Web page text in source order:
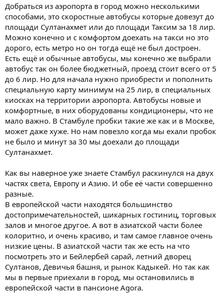
Добраться из аэропорта в город можно несколькими
способами, это скоростные автобусы которые довезут до
площади Султанахмет или до площади Таксим за 18 лир.
Можно конечно и с комфортом доехать на такси но это
дорого, есть метро но он тогда ещё не был достроен.
Есть ещё и обычные автобусы, мы конечно же выбрали
автобус так он более бюджетный, проезд стоит всего от 5
до 6 лир. Но для начала нужно приобрести и пополнить
специальную карту минимум на 25 лир, в специальных
киосках на территории аэропорта. Автобусы новые и
комфортные, в них оборудованы кондиционеры, что не
мало важно. В Стамбуле пробки такие же как и в Москве,
может даже хуже. Но нам повезло когда мы ехали пробок
не было и минут за 30 мы доехали до площади
Султанахмет.
Как вы наверное уже знаете Стамбул раскинулся на двух
частях света, Европу и Азию. И обе её части совершенно
разные.
В европейской части находятся большинство
достопримечательностей, шикарных гостиниц, торговых
залов и многое другое. А вот в азиатской части более
колоритно, и очень красиво, и там самое главное очень
низкие цены. В азиатской части так же есть на что
посмотреть это и Бейлербей сарай, летний дворец
Султанов, Девичья башня, и рынок Кадыкей. Но так как
мы в первые приехали в город, мы остановились в
европейской части в пансионе Agora.